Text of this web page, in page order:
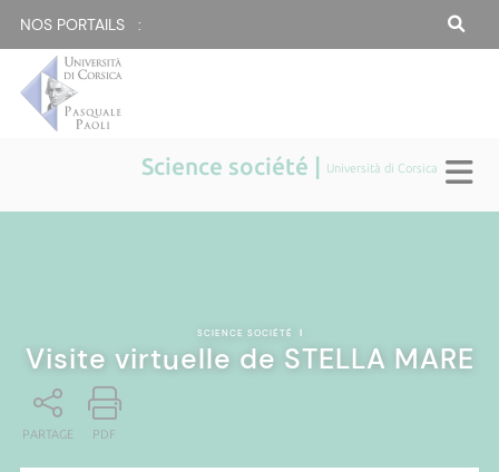
NOS PORTAILS :
Science société | Università di Corsica
SCIENCE SOCIÉTÉ |
Visite virtuelle de STELLA MARE
PARTAGE PDF